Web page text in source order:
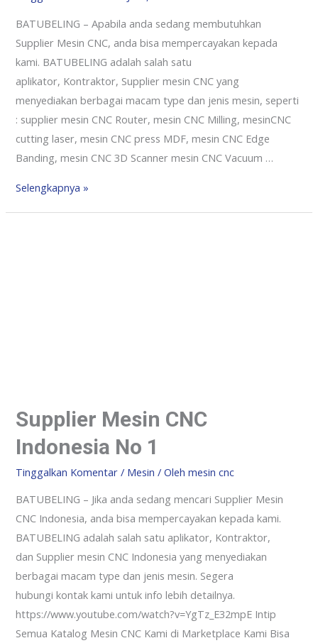
BATUBELING – Apabila anda sedang membutuhkan
Supplier Mesin CNC, anda bisa mempercayakan kepada
kami. BATUBELING adalah salah satu
aplikator, Kontraktor, Supplier mesin CNC yang
menyediakan berbagai macam type dan jenis mesin, seperti
: supplier mesin CNC Router, mesin CNC Milling, mesinCNC
cutting laser, mesin CNC press MDF, mesin CNC Edge
Banding, mesin CNC 3D Scanner mesin CNC Vacuum …
Selengkapnya »
Supplier Mesin CNC
Indonesia No 1
Tinggalkan Komentar / Mesin / Olehmesin cnc
BATUBELING – Jika anda sedang mencari Supplier Mesin
CNC Indonesia, anda bisa mempercayakan kepada kami.
BATUBELING adalah salah satu aplikator, Kontraktor,
dan Supplier mesin CNC Indonesia yang menyediakan
berbagai macam type dan jenis mesin. Segera
hubungi kontak kami untuk info lebih detailnya.
https://www.youtube.com/watch?v=YgTz_E32mpE Intip
Semua Katalog Mesin CNC Kami di Marketplace Kami Bisa